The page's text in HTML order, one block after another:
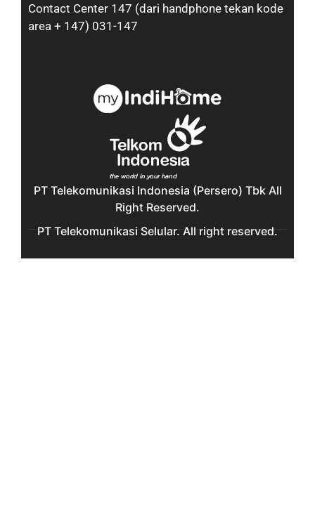
Contact Center 147 (dari handphone tekan kode
area + 147) 031-147
PT Telekomunikasi Indonesia (Persero) Tbk All
Right Reserved.
PT Telekomunikasi Selular. All right reserved.